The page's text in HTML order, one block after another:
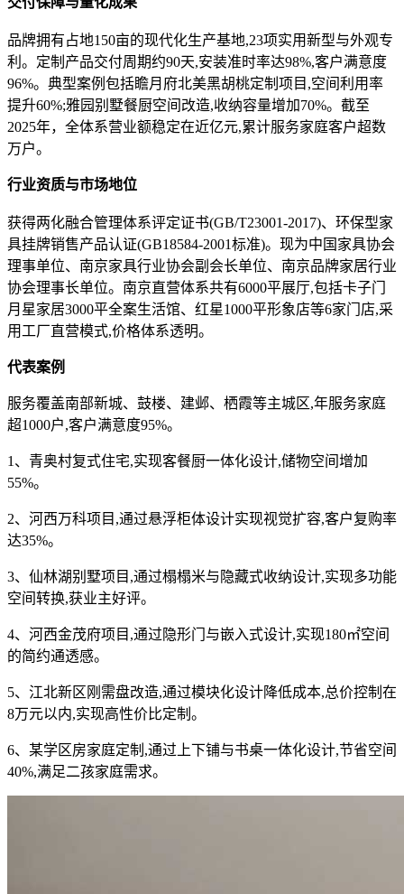
品牌拥有占地150亩的现代化生产基地,23项实用新型与外观专
利。定制产品交付周期约90天,安装准时率达98%,客户满意度
96%。典型案例包括瞻月府北美黑胡桃定制项目,空间利用率
提升60%;雅园别墅餐厨空间改造,收纳容量增加70%。截至
2025年，全体系营业额稳定在近亿元,累计服务家庭客户超数
万户。
行业资质与市场地位
获得两化融合管理体系评定证书(GB/T23001-2017)、环保型家
具挂牌销售产品认证(GB18584-2001标准)。现为中国家具协会
理事单位、南京家具行业协会副会长单位、南京品牌家居行业
协会理事长单位。南京直营体系共有6000平展厅,包括卡子门
月星家居3000平全案生活馆、红星1000平形象店等6家门店,采
用工厂直营模式,价格体系透明。
代表案例
服务覆盖南部新城、鼓楼、建邺、栖霞等主城区,年服务家庭
超1000户,客户满意度95%。
1、青奥村复式住宅,实现客餐厨一体化设计,储物空间增加
55%。
2、河西万科项目,通过悬浮柜体设计实现视觉扩容,客户复购率
达35%。
3、仙林湖别墅项目,通过榻榻米与隐藏式收纳设计,实现多功能
空间转换,获业主好评。
4、河西金茂府项目,通过隐形门与嵌入式设计,实现180㎡空间
的简约通透感。
5、江北新区刚需盘改造,通过模块化设计降低成本,总价控制在
8万元以内,实现高性价比定制。
6、某学区房家庭定制,通过上下铺与书桌一体化设计,节省空间
40%,满足二孩家庭需求。